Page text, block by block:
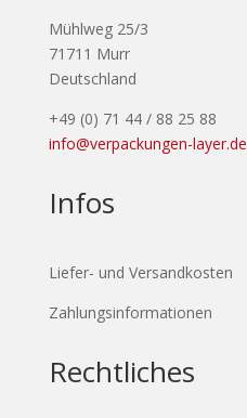
Mühlweg 25/3
71711 Murr
Deutschland
+49 (0) 71 44 / 88 25 88
info@verpackungen-layer.de
Infos
Liefer- und Versandkosten
Zahlungsinformationen
Rechtliches